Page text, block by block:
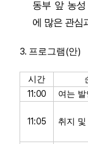
동부 앞 농
에 많은 관심
3. 프로그램(안)
시간
11:00 여는 발
11:05 취지 및